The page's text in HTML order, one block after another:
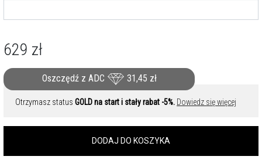
629 zł
Oszczędź z ADC 31,45 zł
Otrzymasz status GOLD na start i stały rabat -5%. Dowiedz się więcej
DODAJ DO KOSZYKA